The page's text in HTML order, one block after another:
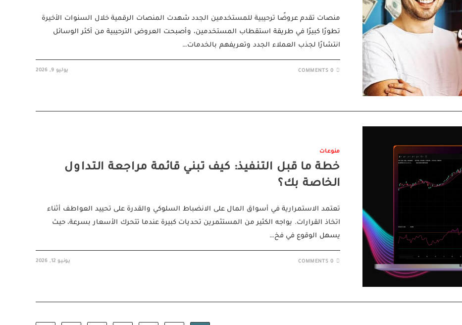
منصات تقدم عروضًا ترحيبية للمستخدمين الجدد شهدت المنصات الرقمية خلال السنوات الأخيرة
تطورًا كبيرًا في طريقة استقطاب المستخدمين، وأصبحت العروض الترحيبية من أكثر الوسائل
انتشارًا لجذب العملاء الجدد وتعريفهم بالخدمات…
0 COMMENTS يوليو 9, 2026
منوعات
خطة ما قبل التنفيذ: كيف تبني قائمة مراجعة التداول
الخاصة بك؟
تعتمد الاستمرارية في أسواق المال على الانضباط السلوكي والقدرة على تحييد العواطف أثناء
اتخاذ القرارات. يواجه الكثير من المستثمرين تحديات كبيرة عندما تتحرك الأسعار بسرعة، حيث
يسهل الوقوع في فخ…
0 COMMENTS يونيو 12, 2026